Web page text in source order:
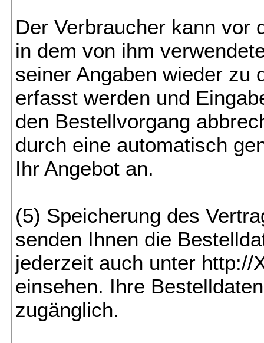
Der Verbraucher kann vor
in dem von ihm
seiner Angaben wieder zu
erfasst werden und
den Bestellvorgang
durch eine automatisch
Ihr Angebot an.
(5) Speicherung des
senden Ihnen die
jederzeit auch unter http://
einsehen. Ihre
zugänglich.